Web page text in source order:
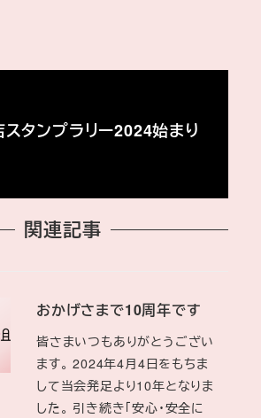
タンプラリー2024始まり
関連記事
おかげさまで10周年です
皆さまいつもありがとうござい
ます。 2024年4月4日をもちま
して当会発足より10年となりま
した。 引き続き「安心・安全に